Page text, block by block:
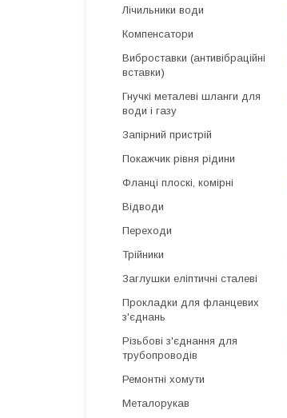
Лічильники води
Компенсатори
Виброставки (антивібраційні
вставки)
Гнучкі металеві шланги для
води і газу
Запірний пристрій
Покажчик рівня рідини
Фланці плоскі, комірні
Відводи
Переходи
Трійники
Заглушки еліптичні сталеві
Прокладки для фланцевих
з'єднань
Різьбові з'єднання для
трубопроводів
Ремонтні хомути
Металорукав